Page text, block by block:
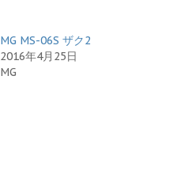
MG MS-06S ザク2
2016年4月25日
MG